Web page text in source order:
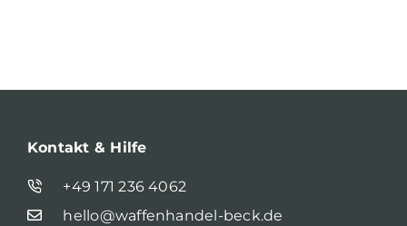
Kontakt & Hilfe
+49 171 236 4062
hello@waffenhandel-beck.de